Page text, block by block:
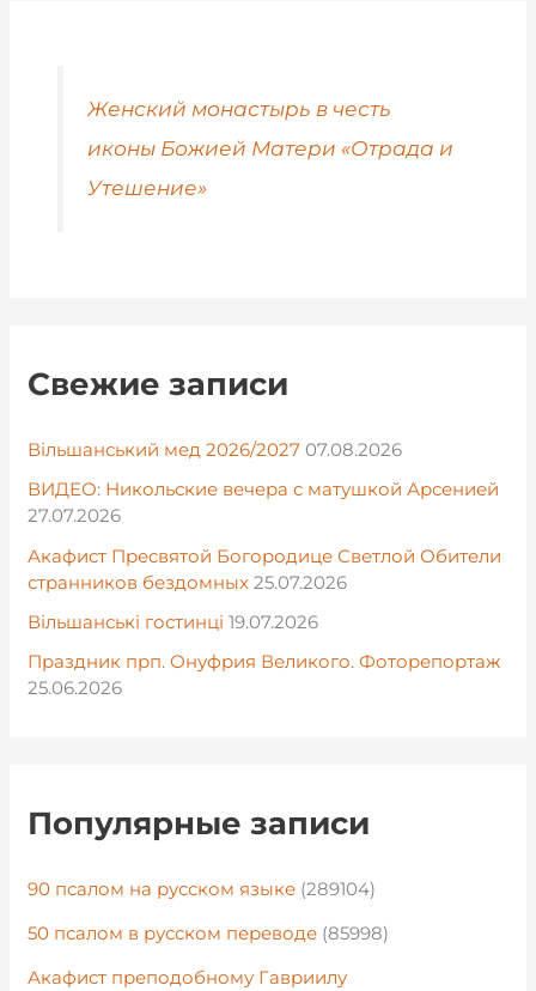
Женский монастырь в честь
иконы Божией Матери «Отрада и
Утешение»
Свежие записи
Вільшанський мед 2026/2027 07.08.2026
ВИДЕО: Никольские вечера с матушкой Арсенией
27.07.2026
Акафист Пресвятой Богородице Светлой Обители
странников бездомных 25.07.2026
Вільшанські гостинці 19.07.2026
Праздник прп. Онуфрия Великого. Фоторепортаж
25.06.2026
Популярные записи
90 псалом на русском языке (289104)
50 псалом в русском переводе (85998)
Акафист преподобному Гавриилу